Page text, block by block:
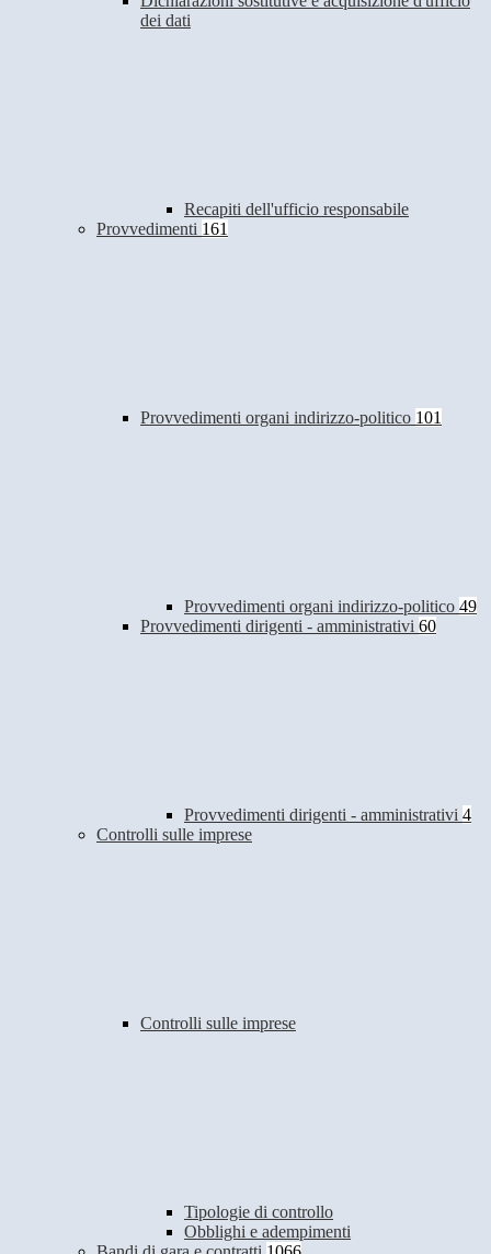
dei dati
Recapiti dell'ufficio responsabile
Provvedimenti 161
Provvedimenti organi indirizzo-politico 101
Provvedimenti organi indirizzo-politico 49
Provvedimenti dirigenti - amministrativi 60
Provvedimenti dirigenti - amministrativi 4
Controlli sulle imprese
Controlli sulle imprese
Tipologie di controllo
Obblighi e adempimenti